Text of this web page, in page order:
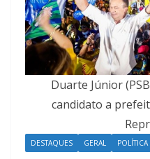
Duarte Júnior
candidato a
DESTAQUES GERAL POLÍTICA